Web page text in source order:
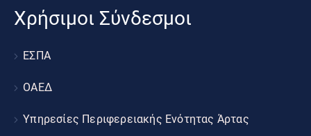
Χρήσιμοι Σύνδεσμοι
ΕΣΠΑ
ΟΑΕΔ
Υπηρεσίες Περιφερειακής Ενότητας Άρτας